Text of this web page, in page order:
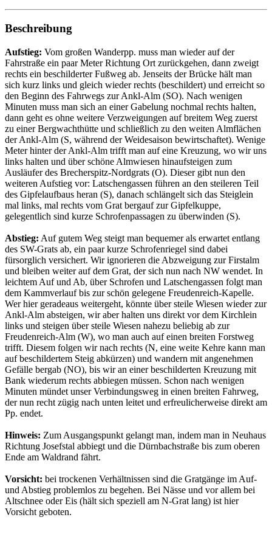
Beschreibung
Aufstieg: Vom großen Wanderpp. muss man wieder auf der
Fahrstraße ein paar Meter Richtung Ort zurückgehen, dann zweigt
rechts ein beschilderter Fußweg ab. Jenseits der Brücke hält man
sich kurz links und gleich wieder rechts (beschildert) und erreicht so
den Beginn des Fahrwegs zur Ankl-Alm (SO). Nach wenigen
Minuten muss man sich an einer Gabelung nochmal rechts halten,
dann geht es ohne weitere Verzweigungen auf breitem Weg zuerst
zu einer Bergwachthütte und schließlich zu den weiten Almflächen
der Ankl-Alm (S, während der Weidesaison bewirtschaftet). Wenige
Meter hinter der Ankl-Alm trifft man auf eine Kreuzung, wo wir uns
links halten und über schöne Almwiesen hinaufsteigen zum
Ausläufer des Brecherspitz-Nordgrats (O). Dieser gibt nun den
weiteren Aufstieg vor: Latschengassen führen an den steileren Teil
des Gipfelaufbaus heran (S), danach schlängelt sich das Steiglein
mal links, mal rechts vom Grat bergauf zur Gipfelkuppe,
gelegentlich sind kurze Schrofenpassagen zu überwinden (S).
Abstieg: Auf gutem Weg steigt man bequemer als erwartet entlang
des SW-Grats ab, ein paar kurze Schrofenriegel sind dabei
fürsorglich versichert. Wir ignorieren die Abzweigung zur Firstalm
und bleiben weiter auf dem Grat, der sich nun nach NW wendet. In
leichtem Auf und Ab, über Schrofen und Latschengassen folgt man
dem Kammverlauf bis zur schön gelegene Freudenreich-Kapelle.
Wer hier geradeaus weitergeht, könnte über steile Wiesen wieder zur
Ankl-Alm absteigen, wir aber halten uns direkt vor dem Kirchlein
links und steigen über steile Wiesen nahezu beliebig ab zur
Freudenreich-Alm (W), wo man auch auf einen breiten Forstweg
trifft. Diesem folgen wir nach rechts (N, eine weite Kehre kann man
auf beschildertem Steig abkürzen) und wandern mit angenehmen
Gefälle bergab (NO), bis wir an einer beschilderten Kreuzung mit
Bank wiederum rechts abbiegen müssen. Schon nach wenigen
Minuten mündet unser Verbindungsweg in einen breiten Fahrweg,
der nun recht zügig nach unten leitet und erfreulicherweise direkt am
Pp. endet.
Hinweis: Zum Ausgangspunkt gelangt man, indem man in Neuhaus
Richtung Josefstal abbiegt und die Dürnbachstraße bis zum oberen
Ende am Waldrand fährt.
Vorsicht: bei trockenen Verhältnissen sind die Gratgänge im Auf-
und Abstieg problemlos zu begehen. Bei Nässe und vor allem bei
Altschnee oder Eis (hält sich speziell am N-Grat lang) ist hier
Vorsicht geboten.